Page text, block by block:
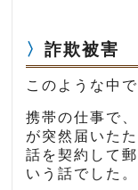
詐欺被害
このような中
携帯の仕事で
が突然届いた
話を契約して
いう話でした。